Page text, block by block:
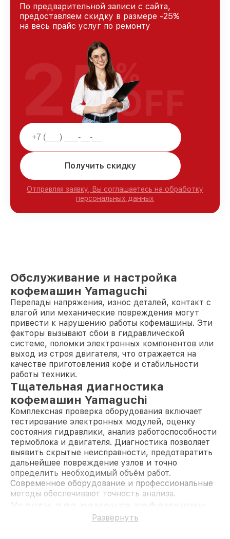
По предварительной записи с сайта,
предоставляем скидку в размере -25%
на весь прайс услуг по ремонту
Получить скидку
Отправляя заявку, Вы соглашаетесь на обработку
персональных данных
25%
OFF
Обслуживание и настройка
кофемашин Yamaguchi
Перепады напряжения, износ деталей, контакт с
влагой или механические повреждения могут
привести к нарушению работы кофемашины. Эти
факторы вызывают сбои в гидравлической
системе, поломки электронных компонентов или
выход из строя двигателя, что отражается на
качестве приготовления кофе и стабильности
работы техники.
Тщательная диагностика
кофемашин Yamaguchi
Комплексная проверка оборудования включает
тестирование электронных модулей, оценку
состояния гидравлики, анализ работоспособности
термоблока и двигателя. Диагностика позволяет
выявить скрытые неисправности, предотвратить
дальнейшее повреждение узлов и точно
определить необходимый объём работ.
Современное оборудование и профессиональные
методы обеспечивают точность анализа.
Развернуть